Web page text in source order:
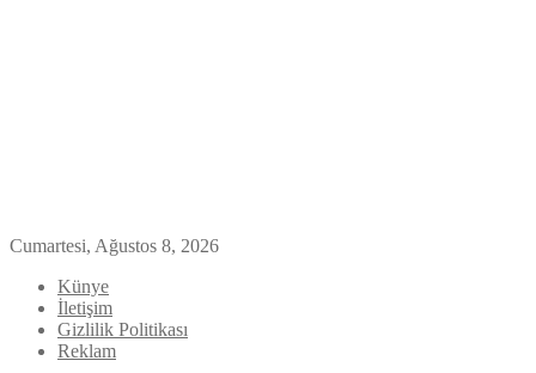
Cumartesi, Ağustos 8, 2026
Künye
İletişim
Gizlilik Politikası
Reklam